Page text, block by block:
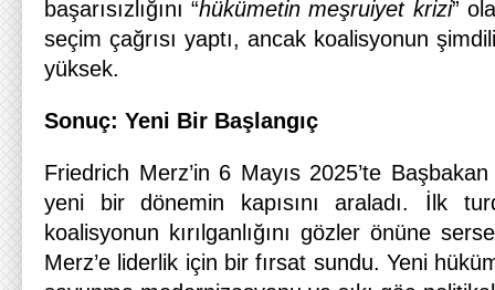
başarısızlığını “hükümetin meşruiyet krizi”
seçim çağrısı yaptı, ancak koalisyonun
yüksek.
Sonuç: Yeni Bir Başlangıç
Friedrich Merz’in 6 Mayıs 2025’te
yeni bir dönemin kapısını araladı. İlk
koalisyonun kırılganlığını gözler önüne
Merz’e liderlik için bir fırsat sundu. Yeni